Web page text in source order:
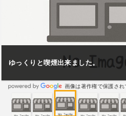
ゆっくりと喫煙出来ました。
画像は著作権で保護され